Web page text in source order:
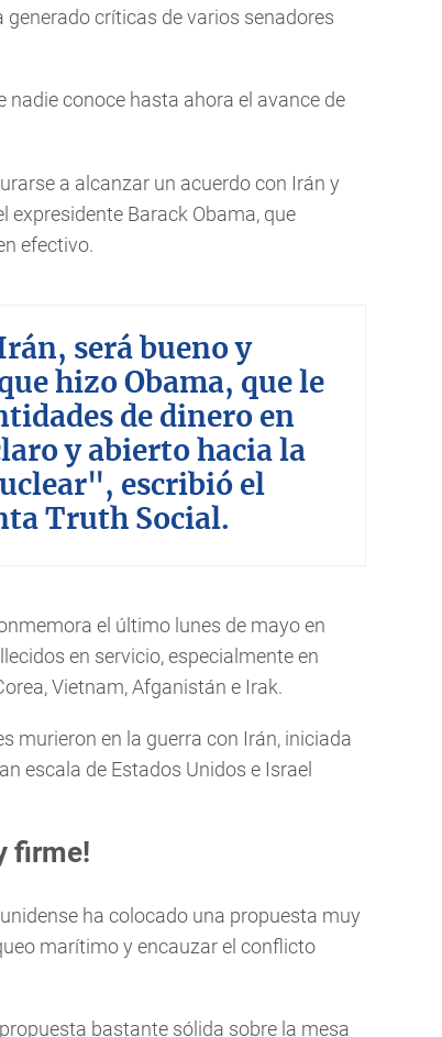
críticas de varios senadores
conoce hasta ahora el avance de
a alcanzar un acuerdo con Irán y
expresidente Barack Obama, que
efectivo.
será bueno y
hizo Obama, que le
de dinero en
y abierto hacia la
escribió el
Truth Social.
el último lunes de mayo en
en servicio, especialmente en
Vietnam, Afganistán e Irak.
murieron en la guerra con Irán, iniciada
escala de Estados Unidos e Israel
firme!
ha colocado una propuesta muy
marítimo y encauzar el conflicto
bastante sólida sobre la mesa